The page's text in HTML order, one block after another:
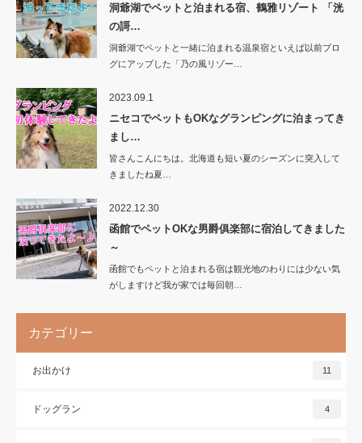
洞爺湖でペットと泊まれる宿、鶴雅リゾート 「洸
の謌…
洞爺湖でペットと一緒に泊まれる温泉宿といえば以前ブロ
グにアップした「乃の風リゾー…
2023.09.1
ニセコでペットもOKなグランピングに泊まってき
まし…
皆さんこんにちは。北海道も短い夏のシーズンに突入して
きましたね夏…
2022.12.30
函館でペットOKな男爵俱楽部に宿泊してきました
～
函館でもペットと泊まれる宿は観光地のわりには少ない気
がしますけど我が家では毎回朝…
カテゴリー
お出かけ 11
ドッグラン 4